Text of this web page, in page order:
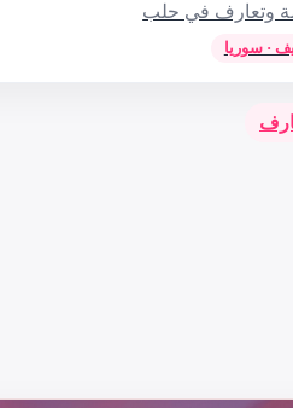
وتعارف في حلب
· سوريا